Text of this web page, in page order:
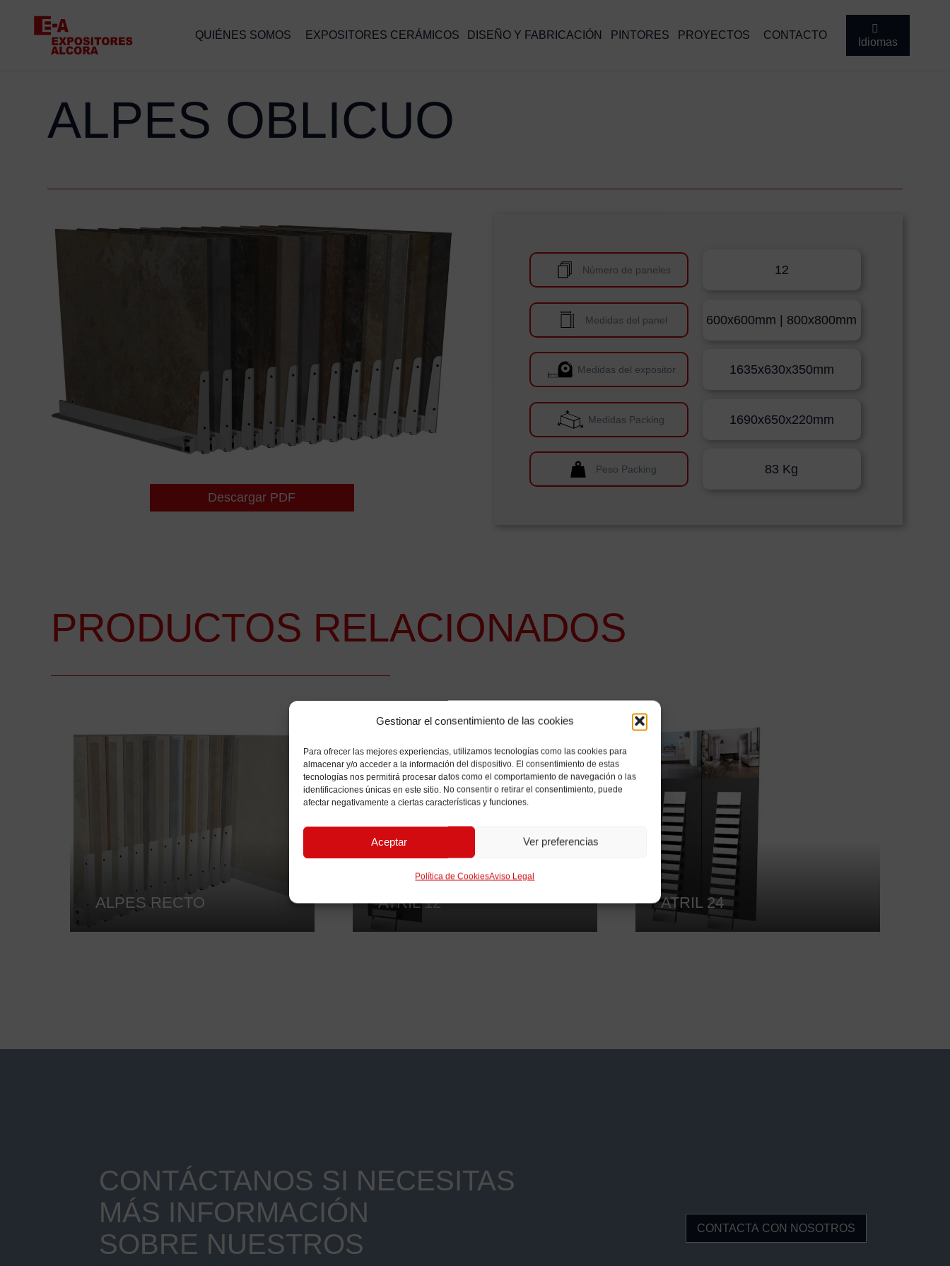
Gestionar el consentimiento de las cookies
Para ofrecer las mejores experiencias, utilizamos tecnologías como las cookies para
almacenar y/o acceder a la información del dispositivo. El consentimiento de estas
tecnologías nos permitirá procesar datos como el comportamiento de navegación o las
identificaciones únicas en este sitio. No consentir o retirar el consentimiento, puede
afectar negativamente a ciertas características y funciones.
Aceptar Ver preferencias
Política de CookiesAviso Legal
QUIÉNES SOMOS EXPOSITORES CERÁMICOS DISEÑO Y FABRICACIÓN PINTORES PROYECTOS CONTACTO
Idiomas
ALPES OBLICUO
Descargar PDF
Número de paneles 12
Medidas del panel 600x600mm | 800x800mm
Medidas del expositor 1635x630x350mm
Medidas Packing 1690x650x220mm
Peso Packing 83 Kg
PRODUCTOS RELACIONADOS
ALPES RECTO ATRIL 12 ATRIL 24
CONTÁCTANOS SI NECESITAS
MÁS INFORMACIÓN
SOBRE NUESTROS
CONTACTA CON NOSOTROS